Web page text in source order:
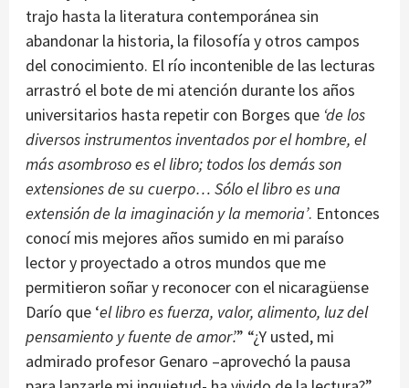
trajo hasta la literatura contemporánea sin
abandonar la historia, la filosofía y otros campos
del conocimiento. El río incontenible de las lecturas
arrastró el bote de mi atención durante los años
universitarios hasta repetir con Borges que ‘de los
diversos instrumentos inventados por el hombre, el
más asombroso es el libro; todos los demás son
extensiones de su cuerpo… Sólo el libro es una
extensión de la imaginación y la memoria’. Entonces
conocí mis mejores años sumido en mi paraíso
lector y proyectado a otros mundos que me
permitieron soñar y reconocer con el nicaragüense
Darío que ‘el libro es fuerza, valor, alimento, luz del
pensamiento y fuente de amor’.” “¿Y usted, mi
admirado profesor Genaro –aprovechó la pausa